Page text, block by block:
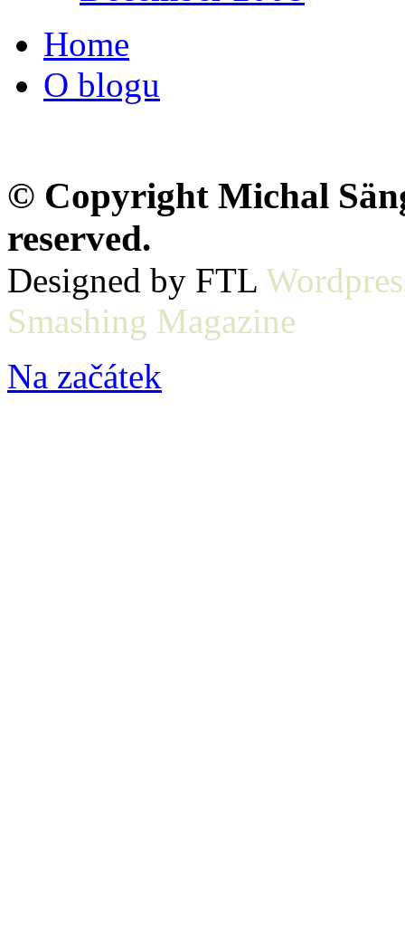
Home
O blogu
© Copyright Michal
reserved.
Designed by FTL
Smashing Magazine
Na začátek